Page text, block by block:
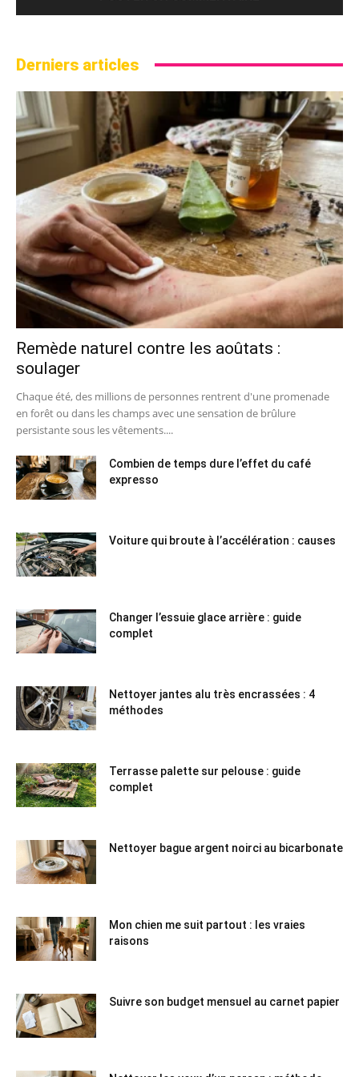
Derniers articles
Remède naturel contre les aoûtats :
soulager
Chaque été, des millions de personnes rentrent d'une promenade
en forêt ou dans les champs avec une sensation de brûlure
persistante sous les vêtements....
Combien de temps dure l’effet du café
expresso
Voiture qui broute à l’accélération : causes
Changer l’essuie glace arrière : guide
complet
Nettoyer jantes alu très encrassées : 4
méthodes
Terrasse palette sur pelouse : guide
complet
Nettoyer bague argent noirci au bicarbonate
Mon chien me suit partout : les vraies
raisons
Suivre son budget mensuel au carnet papier